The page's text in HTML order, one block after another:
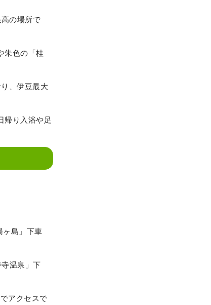
の場所で
朱色の「桂
、伊豆最大
帰り入浴や足
ヶ島」下車
温泉」下
アクセスで